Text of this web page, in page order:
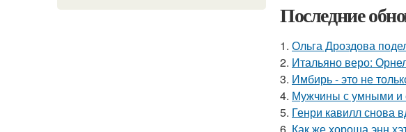
Последние
1. Ольга Дроздова
2. Итальяно веро:
3. Имбирь - это не
4. Мужчины с умными и
5. Генри кавилл снова